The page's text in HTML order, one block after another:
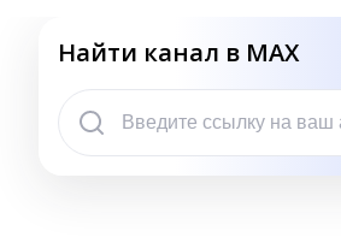
Найти канал в MAX